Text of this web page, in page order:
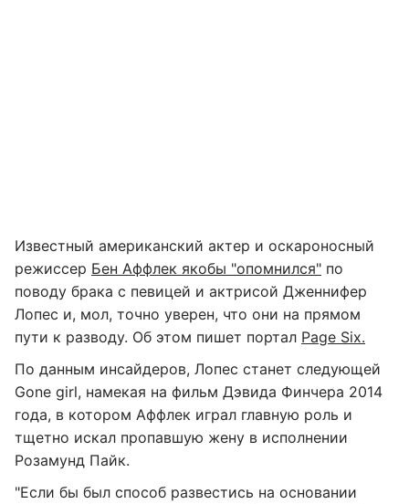
Известный американский актер и оскароносный
режиссер Бен Аффлек якобы "опомнился" по
поводу брака с певицей и актрисой Дженнифер
Лопес и, мол, точно уверен, что они на прямом
пути к разводу. Об этом пишет портал Page Six.
По данным инсайдеров, Лопес станет следующей
Gone girl, намекая на фильм Дэвида Финчера 2014
года, в котором Аффлек играл главную роль и
тщетно искал пропавшую жену в исполнении
Розамунд Пайк.
"Если бы был способ развестись на основании